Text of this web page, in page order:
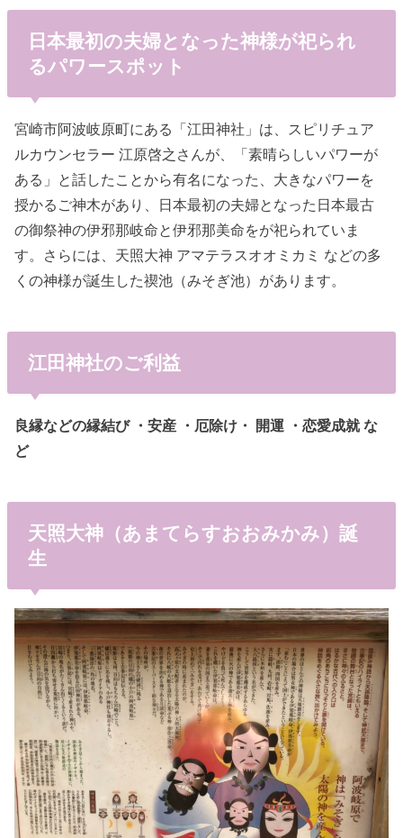
日本最初の夫婦となった神様が祀られ
るパワースポット
宮崎市阿波岐原町にある「江田神社」は、スピリチュア
ルカウンセラー 江原啓之さんが、「素晴らしいパワーが
ある」と話したことから有名になった、大きなパワーを
授かるご神木があり、日本最初の夫婦となった日本最古
の御祭神の伊邪那岐命と伊邪那美命をが祀られていま
す。さらには、天照大神 アマテラスオオミカミ などの多
くの神様が誕生した禊池（みそぎ池）があります。
江田神社のご利益
良縁などの縁結び ・安産 ・厄除け・ 開運 ・恋愛成就 な
ど
天照大神（あまてらすおおみかみ）誕
生